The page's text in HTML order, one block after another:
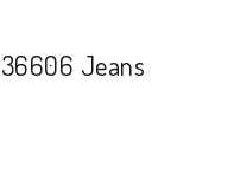
Jeans